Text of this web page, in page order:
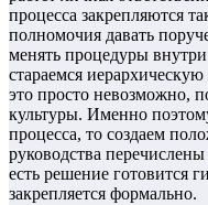
процесса закрепляются
полномочия давать
менять процедуры
стараемся
это просто невозможно,
культуры. Именно
процесса, то создаем
руководства
есть решение готовится
закрепляется формально.